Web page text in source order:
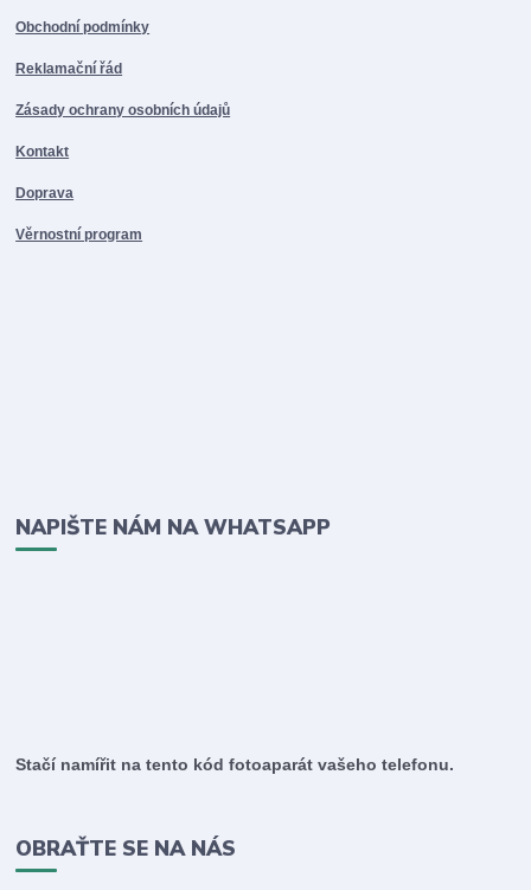
Obchodní podmínky
Reklamační řád
Zásady ochrany osobních údajů
Kontakt
Doprava
Věrnostní program
NAPIŠTE NÁM NA WHATSAPP
Stačí namířit na tento kód fotoaparát vašeho telefonu.
OBRAŤTE SE NA NÁS